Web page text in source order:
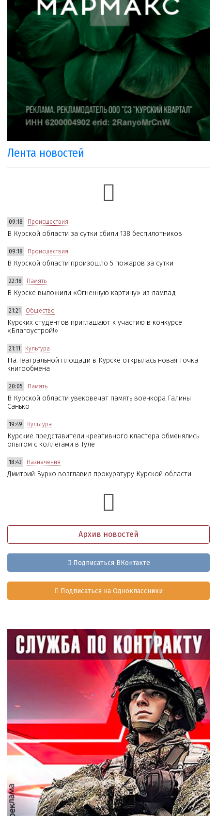
Лента новостей
09:18 Происшествия
В Курской области за сутки сбили 138 беспилотников
09:18 Происшествия
В Курской области произошло 5 пожаров за сутки
22:18 Память
В Курске выложили «Огненную картину» из лампад
21:21 Общество
Курских студентов приглашают к участию в конкурсе
«Благоустрой!»
21:11 Культура
На Театральной площади в Курске открылась новая точка
книгообмена
20:05 Память
В Курской области увековечат память военкора Галины
Санько
19:49 Культура
Курские представители креативного кластера обменялись
опытом с коллегами в Туле
18:43 Назначения
Дмитрий Бурко возглавил прокуратуру Курской области
Архив новостей
Подписаться ВКонтакте
Подписаться на Одноклассники